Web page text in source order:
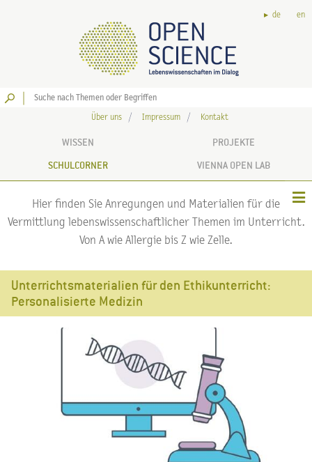
de en
Über uns Impressum Kontakt
WISSEN PROJEKTE
SCHULCORNER VIENNA OPEN LAB
Hier finden Sie Anregungen und Materialien für die
Vermittlung lebenswissenschaftlicher Themen im Unterricht.
Von A wie Allergie bis Z wie Zelle.
Unterrichtsmaterialien für den Ethikunterricht:
Personalisierte Medizin